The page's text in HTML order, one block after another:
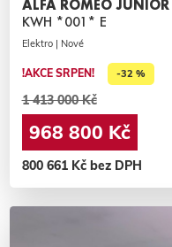
ALFA ROMEO JUNIOR
KWH *001* E
Elektro | Nové
!AKCE SRPEN! -32 %
1 413 000 Kč
968 800 Kč
800 661 Kč bez DPH